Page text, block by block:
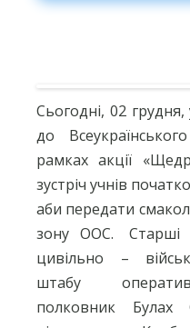
Сьогодні, 02
до
рамках акції
зустріч учнів
аби передати
зону ООС.
Старші
цивільно –
штабу
полковник Булах